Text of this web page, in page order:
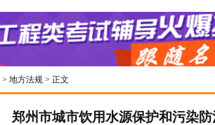
> 地方法规 > 正文
郑州市城市饮用水源保护和污染防